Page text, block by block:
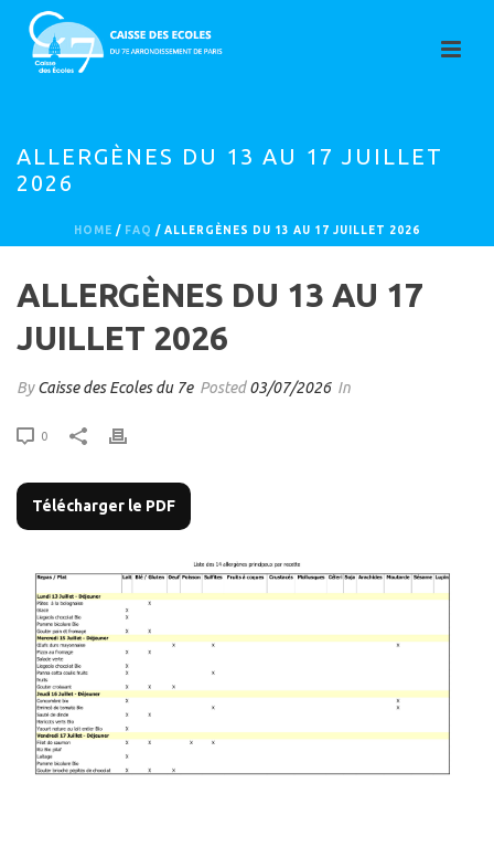
ALLERGÈNES DU 13 AU 17 JUILLET
2026
HOME / FAQ / ALLERGÈNES DU 13 AU 17 JUILLET 2026
ALLERGÈNES DU 13 AU 17
JUILLET 2026
ByCaisse des Ecoles du 7e Posted03/07/2026 In
0
Télécharger le PDF